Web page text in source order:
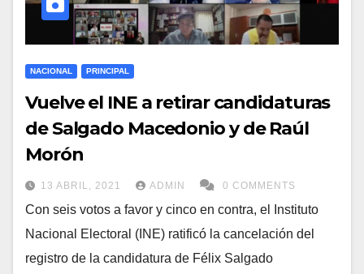
NACIONAL PRINCIPAL
Vuelve el INE a retirar candidaturas
de Salgado Macedonio y de Raúl
Morón
13 ABRIL, 2021 ADMIN 0 COMMENTS
Con seis votos a favor y cinco en contra, el Instituto
Nacional Electoral (INE) ratificó la cancelación del
registro de la candidatura de Félix Salgado